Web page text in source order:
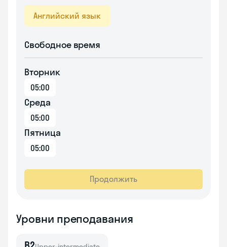
Английский язык
Свободное время
Вторник
05:00
Среда
05:00
Пятница
05:00
Продолжить
Уровни преподавания